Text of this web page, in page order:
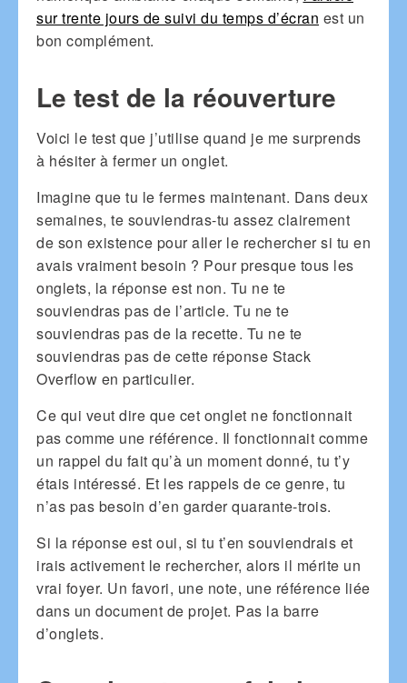
sur trente jours de suivi du temps d’écran est un
bon complément.
Le test de la réouverture
Voici le test que j’utilise quand je me surprends
à hésiter à fermer un onglet.
Imagine que tu le fermes maintenant. Dans deux
semaines, te souviendras-tu assez clairement
de son existence pour aller le rechercher si tu en
avais vraiment besoin ? Pour presque tous les
onglets, la réponse est non. Tu ne te
souviendras pas de l’article. Tu ne te
souviendras pas de la recette. Tu ne te
souviendras pas de cette réponse Stack
Overflow en particulier.
Ce qui veut dire que cet onglet ne fonctionnait
pas comme une référence. Il fonctionnait comme
un rappel du fait qu’à un moment donné, tu t’y
étais intéressé. Et les rappels de ce genre, tu
n’as pas besoin d’en garder quarante-trois.
Si la réponse est oui, si tu t’en souviendrais et
irais activement le rechercher, alors il mérite un
vrai foyer. Un favori, une note, une référence liée
dans un document de projet. Pas la barre
d’onglets.